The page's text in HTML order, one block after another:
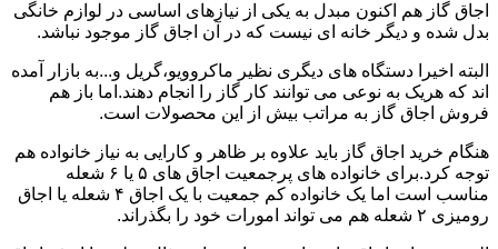
اجاق گاز هم اکنون مبدل به یکی از نیازهای اساسی در لوازم خانگی
بدل شده و دیگر خانه ای نیست که در آن اجاق گاز موجود نباشد.
البته اخیرا دستگاه های دیگری نظیر ماکروویو،گریل و...به بازار آمده
اند که هریک به نوعی می توانند کار گاز را انجام دهند.اما باز هم
فروش اجاق گاز به مراتب بیش از این محصولات است.
هنگام خرید اجاق گاز باید علاوه بر ظاهر و کارایی به نیاز خانواده هم
توجه کرد.برای خانواده های پرجمعیت اجاق های ۵ یا ۶ شعله
مناسب است اما یک خانواده کم جمعیت با یک اجاق ۴ شعله یا اجاق
رومیزی ۲ شعله هم می تواند امورات خود را بگذراند.